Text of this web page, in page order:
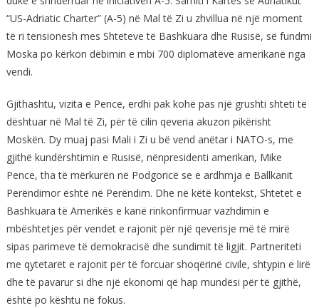
“US-Adriatic Charter” (A-5) në Mal të Zi u zhvillua në një moment
të ri tensionesh mes Shteteve të Bashkuara dhe Rusisë, së fundmi
Moska po kërkon dëbimin e mbi 700 diplomatëve amerikanë nga
vendi.
Gjithashtu, vizita e Pence, erdhi pak kohë pas një grushti shteti të
dështuar në Mal të Zi, për të cilin qeveria akuzon pikërisht
Moskën. Dy muaj pasi Mali i Zi u bë vend anëtar i NATO-s, me
gjithë kundërshtimin e Rusisë, nënpresidenti amerikan, Mike
Pence, tha të mërkurën në Podgoricë se e ardhmja e Ballkanit
Perëndimor është në Perëndim. Dhe në këtë kontekst, Shtetet e
Bashkuara të Amerikës e kanë rinkonfirmuar vazhdimin e
mbështetjes për vendet e rajonit për një qeverisje më të mirë
sipas parimeve të demokracisë dhe sundimit të ligjit. Partneriteti
me qytetarët e rajonit për të forcuar shoqërinë civile, shtypin e lirë
dhe të pavarur si dhe një ekonomi që hap mundësi për të gjithë,
është po kështu në fokus.